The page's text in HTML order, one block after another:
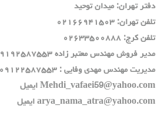
دفتر تهران: ميدان توحيد
تلفن تهران: ٠٢١٦٦٩٤١٥٠٣
تلفن كرج: ٠٢٦٣٣٥٠٠٨٨٨
مدير فروش مهندس معتبر زاده ٠٩١٩٢٥٨٧٥٥٣
مديريت مهندس مهدي وفايي : ٠٩١٢٢٥٨٧٥٥٣
Mehdi_vafaei59@yahoo.com ايميل
arya_nama_atra@yahoo.com ايميل